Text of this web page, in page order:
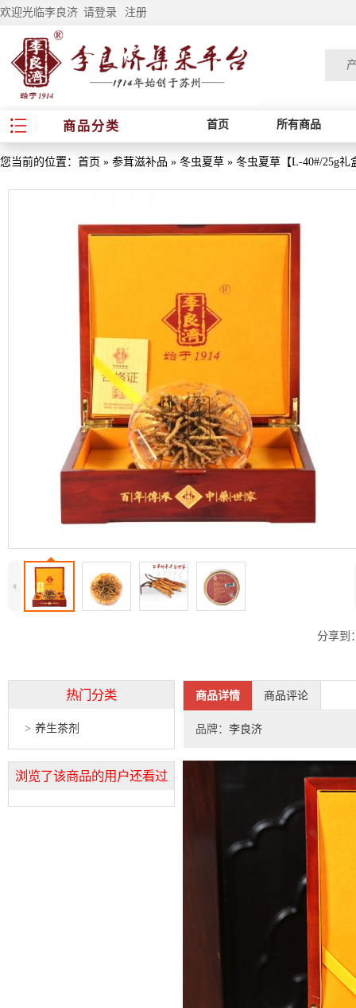
欢迎光临李良济 请登录 注册
商品分类 首页 所有商品
您当前的位置： 首页 » 参茸滋补品 » 冬虫夏草 » 冬虫夏草【L-40#/25g礼
4
分享到
热门分类
养生茶剂
浏览了该商品的用户还看过
商品详情 商品评论
品牌： 李良济